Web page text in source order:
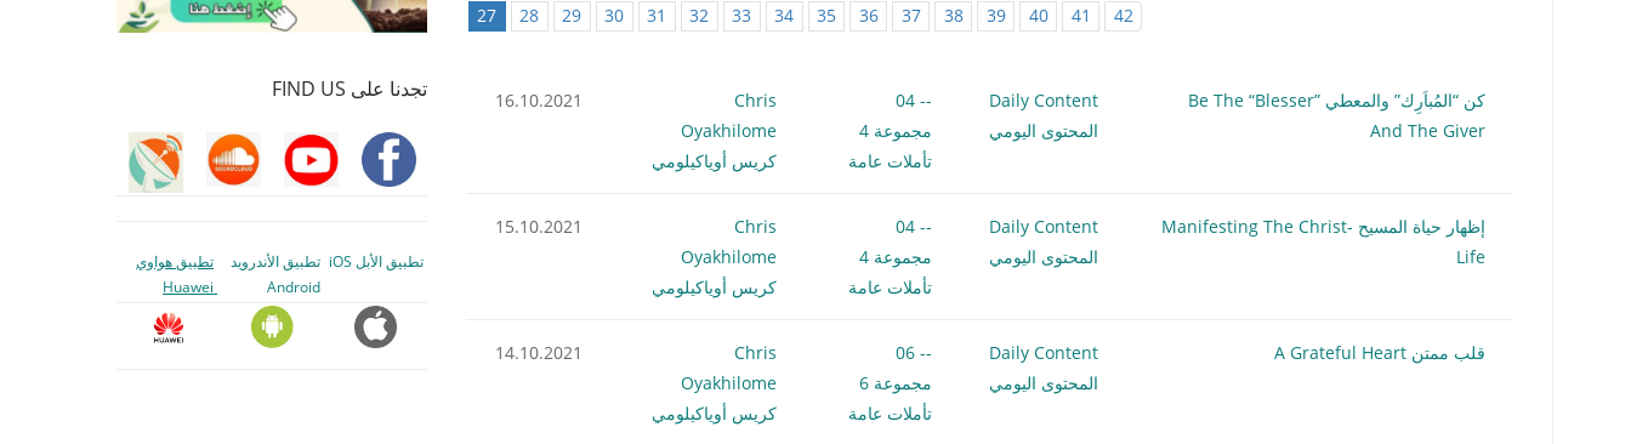
27
28 29 30 31 32 33 34 35 36 37 38 39 40 41 42
كن “المُباَرِك” والمعطي Be The “Blesser”
And The Giver
Daily Content
المحتوى اليومي
-- 04
مجموعة 4
تأملات عامة
Chris
Oyakhilome
كريس أوياكيلومي
16.10.2021
إظهار حياة المسيح Manifesting The Christ-
Life
Daily Content
المحتوى اليومي
-- 04
مجموعة 4
تأملات عامة
Chris
Oyakhilome
كريس أوياكيلومي
15.10.2021
قلب ممتن A Grateful Heart
Daily Content
المحتوى اليومي
-- 06
مجموعة 6
تأملات عامة
Chris
Oyakhilome
كريس أوياكيلومي
14.10.2021
تجدنا على FIND US
تطبيق الأبل iOS
تطبيق الأندرويد
Android
تطبيق هواوي